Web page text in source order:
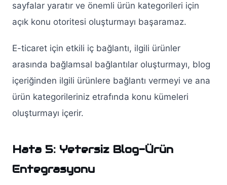
sayfalar yaratır ve önemli ürün kategorileri için
açık konu otoritesi oluşturmayı başaramaz.
E-ticaret için etkili iç bağlantı, ilgili ürünler
arasında bağlamsal bağlantılar oluşturmayı, blog
içeriğinden ilgili ürünlere bağlantı vermeyi ve ana
ürün kategorileriniz etrafında konu kümeleri
oluşturmayı içerir.
Hata 5: Yetersiz Blog-Ürün
Entegrasyonu